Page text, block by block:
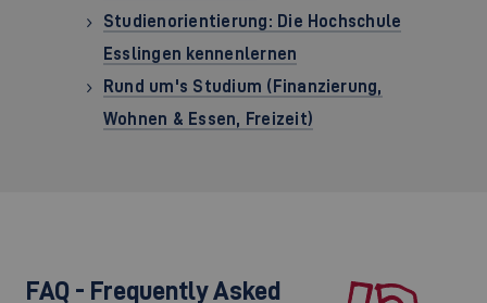
Studienorientierung: Die Hochschule
Esslingen kennenlernen
Rund um's Studium (Finanzierung,
Wohnen & Essen, Freizeit)
FAQ - Frequently Asked